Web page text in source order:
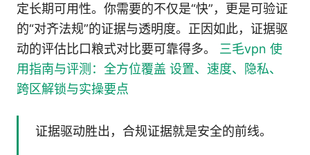
定长期可用性。你需要的不仅是“快”，更是可验证
的“对齐法规”的证据与透明度。正因如此，证据驱
动的评估比口粮式对比要可靠得多。 三毛vpn 使
用指南与评测：全方位覆盖 设置、速度、隐私、
跨区解锁与实操要点
证据驱动胜出，合规证据就是安全的前线。